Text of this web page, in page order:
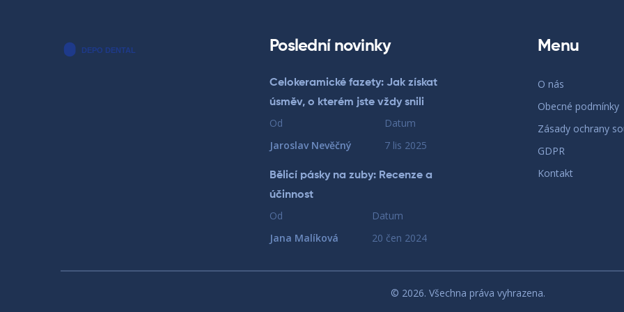
Poslední novinky
Celokeramické fazety: Jak získat
úsměv, o kterém jste vždy snili
Od
Jaroslav Nevěčný
Datum
7 lis 2025
Bělicí pásky na zuby: Recenze a
účinnost
Od
Jana Malíková
Datum
20 čen 2024
Menu
O nás
Obecné podmínky
Zásady ochrany
GDPR
Kontakt
© 2026. Všechna práva vyhrazena.